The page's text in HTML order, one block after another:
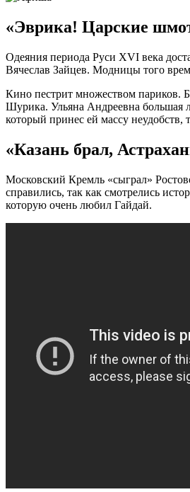
«Эврика! Царские
Одеяния периода Руси XVI века
Вячеслав Зайцев. Модницы того
Кино пестрит множеством париков.
Шурика. Ульяна Андреевна большая
который принес ей массу неудобств,
«Казань брал,
Московский Кремль «сыграл»
справились, так как смотрелись
которую очень любил Гайдай.